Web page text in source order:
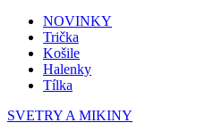
NOVINKY
Trička
Košile
Halenky
Tílka
SVETRY A MIKINY